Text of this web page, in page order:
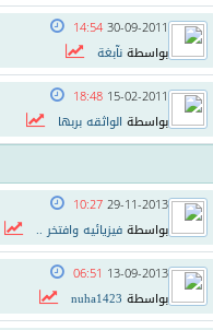
30-09-2011
14:54
بواسطةنآبغة
15-02-2011
18:48
بواسطة الواثقه بربها
29-11-2013
10:27
بواسطةفيزيائيه وافتخر ..
13-09-2013
06:51
بواسطة nuha1423